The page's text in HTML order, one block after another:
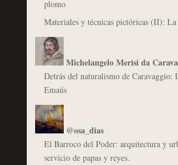
plomo
Materiales y técnicas pictóricas (II):
Michelangelo Merisi da
Detrás del naturalismo de Caravaggio:
Emaús
@osa_dias
El Barroco del Poder: arquitectura y
servicio de papas y reyes.